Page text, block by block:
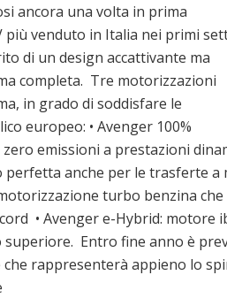
ancora una volta in prima
più venduto in Italia nei primi
di un design accattivante ma
completa. Tre motorizzazioni
in grado di soddisfare le
europeo: • Avenger 100%
emissioni a prestazioni
anche per le trasferte a
turbo benzina
• Avenger e-Hybrid:
Entro fine anno è
rappresenterà appieno lo